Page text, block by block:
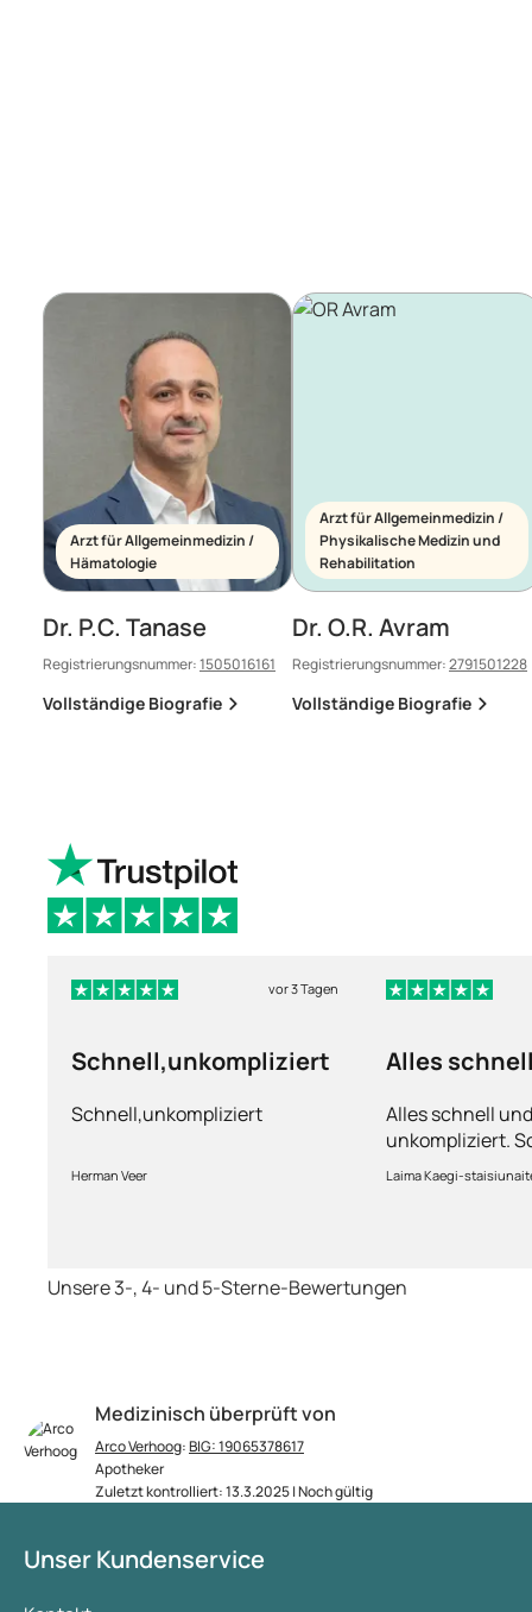
Medizinisch überprüft von
Arco Verhoog:BIG: 19065378617
Apotheker
Zuletzt kontrolliert: 13.3.2025 | Noch gültig
Arzt für Allgemeinmedizin /
Hämatologie
Dr. P.C. Tanase
Registrierungsnummer:1505016161
Vollständige Biografie
Arzt für Allgemeinmedizin /
Physikalische Medizin und
Rehabilitation
Dr. O.R. Avram
Registrierungsnummer:2791501228
Vollständige Biografie
vor 3 Tagen
Schnell,unkompliziert
Schnell,unkompliziert
Herman Veer
Alles
Alles schnell und
unkompliziert.
Lieferung.
Laima Kaegi-
Unsere 3-, 4- und 5-Sterne-Bewertungen
Unser Kundenservice